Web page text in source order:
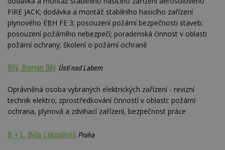
FIRE JACK; dodávka a montáž stabilního hasicího zařízení
plynového EBH FE 3; posouzení požární bezpečnosti staveb;
posouzení požárního nebezpečí; poradenská činnost v oblasti
požární ochrany; školení o požární ochraně
Bílý, Roman Bílý Ústí nad Labem
Oprávněná osoba vybraných elektrických zařízení - revizní
technik elektro; zprostředkování činností v oblasti: požární
ochrana, plynová a zdvihací zařízení, bezpečnost práce
B + L, Běla Lakosilová Praha